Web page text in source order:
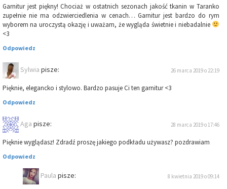
Garnitur jest piękny! Chociaż w ostatnich sezonach jakość tkanin w Taranko
zupełnie nie ma odzwierciedlenia w cenach… Garnitur jest bardzo do rym
wyborem na uroczystą okazję i uważam, że wygląda świetnie i niebadalnie
<3
Odpowiedz
Sylwia pisze: 26 marca 2019 o 22:19
Pięknie, elegancko i stylowo. Bardzo pasuje Ci ten garnitur <3
Odpowiedz
Aga pisze: 28 marca 2019 o 17:46
Pięknie wyglądasz! Zdradź proszę jakiego podkładu używasz? pozdrawiam
Odpowiedz
Paula pisze: 8 kwietnia 2019 o 09:14